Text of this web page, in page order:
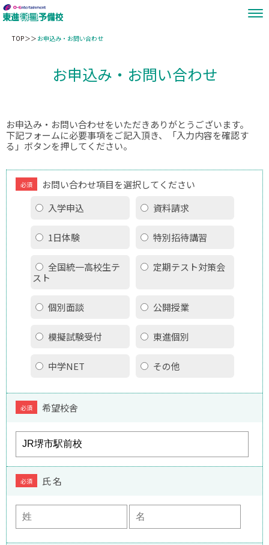
TOP お申込み・お問い合わせ
お申込み・お問い合わせ
お申込み・お問い合わせをいただきありがとうございます。
下記フォームに必要事項をご記入頂き、「入力内容を確認す
る」ボタンを押してください。
必須
お問い合わせ項目を選択してください
入学申込
資料請求
1日体験 特別招待講習
全国統一高校生テ
スト
定期テスト対策会
個別面談 公開授業
模擬試験受付 東進個別
中学NET その他
必須 希望校舎
必須 氏 名